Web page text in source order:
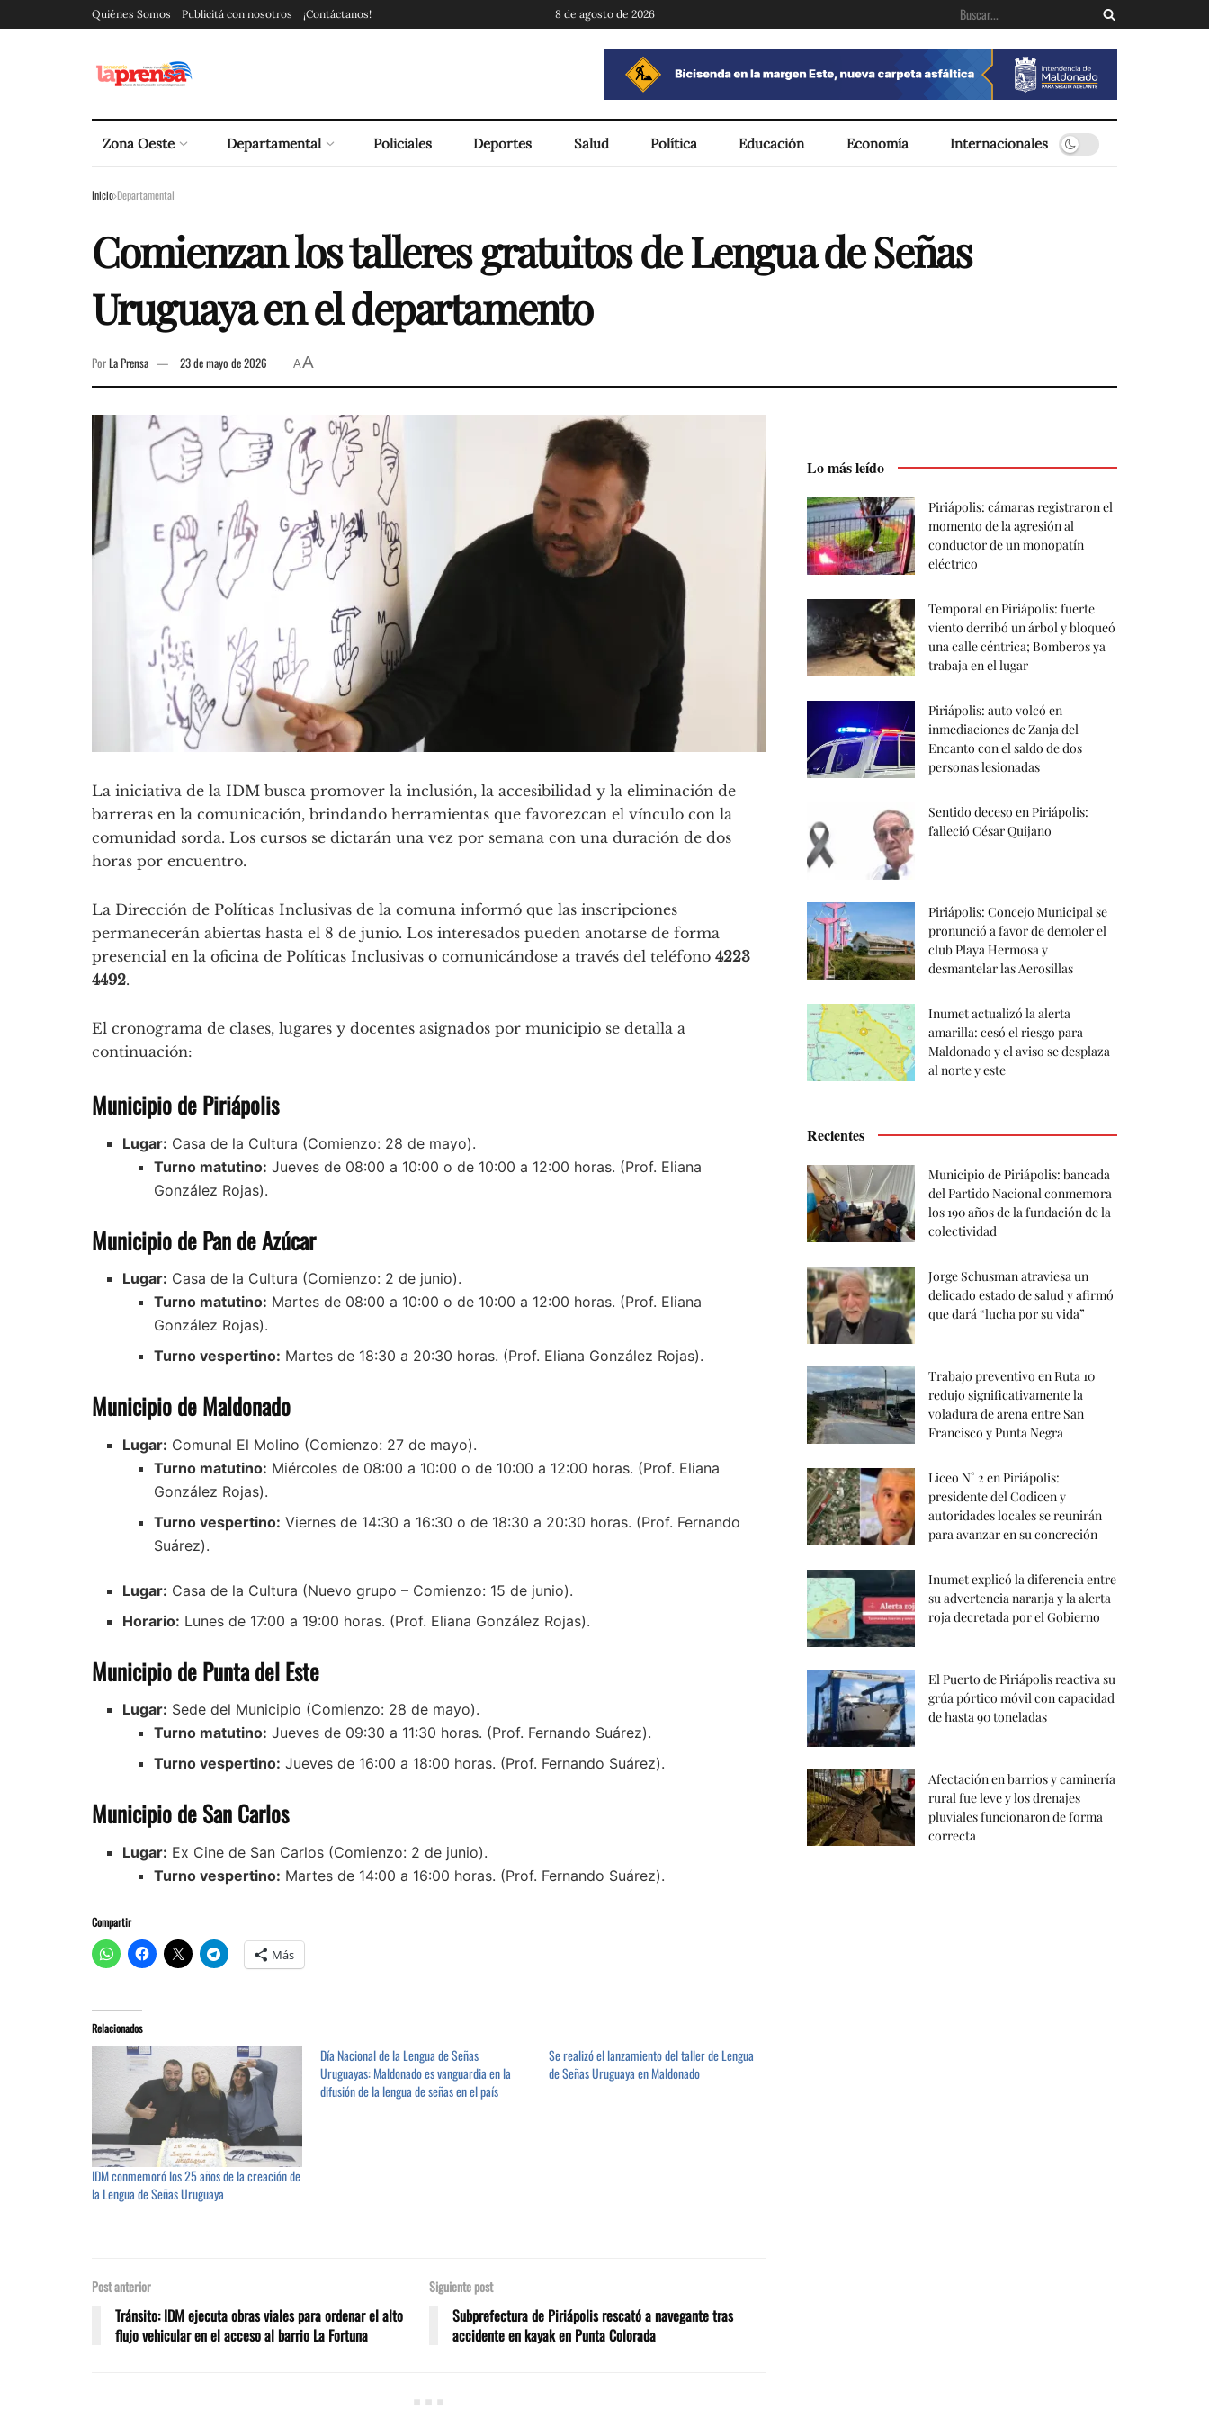
Quiénes Somos Publicitá con nosotros ¡Contáctanos! 8 de agosto de 2026
Zona Oeste Departamental Policiales Deportes Salud Política Educación Economía Internacionales
Inicio Departamental
Comienzan los talleres gratuitos de Lengua de Señas
Uruguaya en el departamento
PorLa Prensa 23 de mayo de 2026 AA
La iniciativa de la IDM busca promover la inclusión, la accesibilidad y la eliminación de
barreras en la comunicación, brindando herramientas que favorezcan el vínculo con la
comunidad sorda. Los cursos se dictarán una vez por semana con una duración de dos
horas por encuentro.
La Dirección de Políticas Inclusivas de la comuna informó que las inscripciones
permanecerán abiertas hasta el 8 de junio. Los interesados pueden anotarse de forma
presencial en la oficina de Políticas Inclusivas o comunicándose a través del teléfono 4223
4492.
El cronograma de clases, lugares y docentes asignados por municipio se detalla a
continuación:
Municipio de Piriápolis
Lugar: Casa de la Cultura (Comienzo: 28 de mayo).
Turno matutino: Jueves de 08:00 a 10:00 o de 10:00 a 12:00 horas. (Prof. Eliana
González Rojas).
Municipio de Pan de Azúcar
Lugar: Casa de la Cultura (Comienzo: 2 de junio).
Turno matutino: Martes de 08:00 a 10:00 o de 10:00 a 12:00 horas. (Prof. Eliana
González Rojas).
Turno vespertino: Martes de 18:30 a 20:30 horas. (Prof. Eliana González Rojas).
Municipio de Maldonado
Lugar: Comunal El Molino (Comienzo: 27 de mayo).
Turno matutino: Miércoles de 08:00 a 10:00 o de 10:00 a 12:00 horas. (Prof. Eliana
González Rojas).
Turno vespertino: Viernes de 14:30 a 16:30 o de 18:30 a 20:30 horas. (Prof. Fernando
Suárez).
Lugar: Casa de la Cultura (Nuevo grupo – Comienzo: 15 de junio).
Horario: Lunes de 17:00 a 19:00 horas. (Prof. Eliana González Rojas).
Municipio de Punta del Este
Lugar: Sede del Municipio (Comienzo: 28 de mayo).
Turno matutino: Jueves de 09:30 a 11:30 horas. (Prof. Fernando Suárez).
Turno vespertino: Jueves de 16:00 a 18:00 horas. (Prof. Fernando Suárez).
Municipio de San Carlos
Lugar: Ex Cine de San Carlos (Comienzo: 2 de junio).
Turno vespertino: Martes de 14:00 a 16:00 horas. (Prof. Fernando Suárez).
Compartir
Más
Relacionados
IDM conmemoró los 25 años de la creación de
la Lengua de Señas Uruguaya
Día Nacional de la Lengua de Señas
Uruguayas: Maldonado es vanguardia en la
difusión de la lengua de señas en el país
Se realizó el lanzamiento del taller de Lengua
de Señas Uruguaya en Maldonado
Post anterior
Tránsito: IDM ejecuta obras viales para ordenar el alto
flujo vehicular en el acceso al barrio La Fortuna
Siguiente post
Subprefectura de Piriápolis rescató a navegante tras
accidente en kayak en Punta Colorada
Lo más leído
Piriápolis: cámaras registraron el
momento de la agresión al
conductor de un monopatín
eléctrico
Temporal en Piriápolis: fuerte
viento derribó un árbol y bloqueó
una calle céntrica; Bomberos ya
trabaja en el lugar
Piriápolis: auto volcó en
inmediaciones de Zanja del
Encanto con el saldo de dos
personas lesionadas
Sentido deceso en Piriápolis:
falleció César Quijano
Piriápolis: Concejo Municipal se
pronunció a favor de demoler el
club Playa Hermosa y
desmantelar las Aerosillas
Inumet actualizó la alerta
amarilla: cesó el riesgo para
Maldonado y el aviso se desplaza
al norte y este
Recientes
Municipio de Piriápolis: bancada
del Partido Nacional conmemora
los 190 años de la fundación de la
colectividad
Jorge Schusman atraviesa un
delicado estado de salud y afirmó
que dará “lucha por su vida”
Trabajo preventivo en Ruta 10
redujo significativamente la
voladura de arena entre San
Francisco y Punta Negra
Liceo N° 2 en Piriápolis:
presidente del Codicen y
autoridades locales se reunirán
para avanzar en su concreción
Inumet explicó la diferencia entre
su advertencia naranja y la alerta
roja decretada por el Gobierno
El Puerto de Piriápolis reactiva su
grúa pórtico móvil con capacidad
de hasta 90 toneladas
Afectación en barrios y caminería
rural fue leve y los drenajes
pluviales funcionaron de forma
correcta